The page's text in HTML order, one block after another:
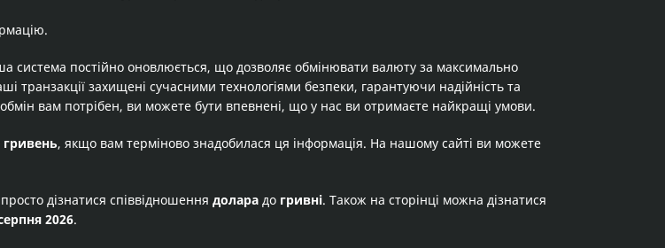
постійно оновлюється, що дозволяє обмінювати валюту за максимально
транзакції захищені сучасними технологіями безпеки, гарантуючи надійність та
вам потрібен, ви можете бути впевнені, що у нас ви отримаєте найкращі умови.
гривень, якщо вам терміново знадобилася ця інформація. На нашому сайті ви можете
просто дізнатися співвідношення долара до гривні. Також на сторінці можна дізнатися
2026.